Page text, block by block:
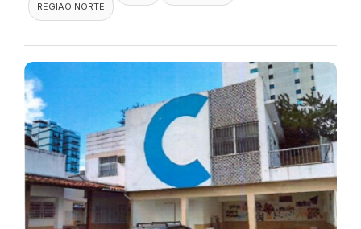
REGIÃO NORTE